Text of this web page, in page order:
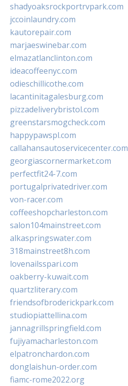
shadyoaksrockportrvpark.com
jccoinlaundry.com
kautorepair.com
marjaeswinebar.com
elmazatlanclinton.com
ideacoffeenyc.com
odieschillicothe.com
lacantinitagalesburg.com
pizzadeliverybristol.com
greenstarsmogcheck.com
happypawspl.com
callahansautoservicecenter.com
georgiascornermarket.com
perfectfit24-7.com
portugalprivatedriver.com
von-racer.com
coffeeshopcharleston.com
salon104mainstreet.com
alkaspringswater.com
318mainstreet8h.com
lovenailsspari.com
oakberry-kuwait.com
quartzliterary.com
friendsofbroderickpark.com
studiopiattellina.com
jannagrillspringfield.com
fujiyamacharleston.com
elpatronchardon.com
donglaishun-order.com
fiamc-rome2022.org